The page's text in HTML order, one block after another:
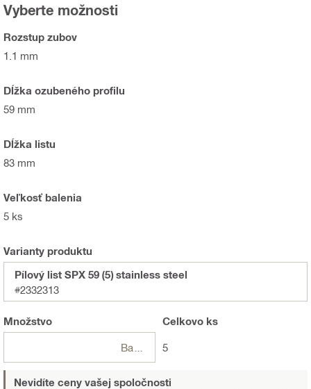
Vyberte možnosti
Rozstup zubov
1.1 mm
Dĺžka ozubeného profilu
59 mm
Dĺžka listu
83 mm
Veľkosť balenia
5 ks
Varianty produktu
Pílový list SPX 59 (5) stainless steel
#2332313
Množstvo Celkovo ks
5
Nevidíte ceny vašej spoločnosti